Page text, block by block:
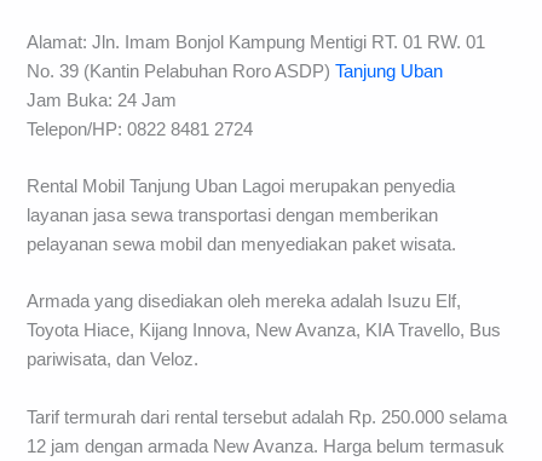
Alamat: Jln. Imam Bonjol Kampung Mentigi RT. 01 RW. 01
No. 39 (Kantin Pelabuhan Roro ASDP)Tanjung Uban
Jam Buka: 24 Jam
Telepon/HP: 0822 8481 2724
Rental Mobil Tanjung Uban Lagoi merupakan penyedia
layanan jasa sewa transportasi dengan memberikan
pelayanan sewa mobil dan menyediakan paket wisata.
Armada yang disediakan oleh mereka adalah Isuzu Elf,
Toyota Hiace, Kijang Innova, New Avanza, KIA Travello, Bus
pariwisata, dan Veloz.
Tarif termurah dari rental tersebut adalah Rp. 250.000 selama
12 jam dengan armada New Avanza. Harga belum termasuk